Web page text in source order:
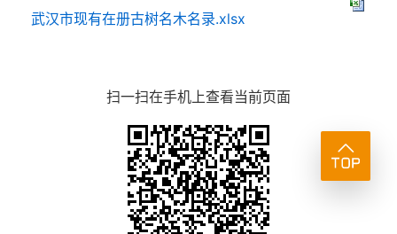
武汉市现有在册古树名木名录.xlsx
扫一扫在手机上查看当前页面